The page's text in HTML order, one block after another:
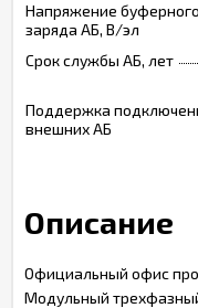
Напряжение буферного
заряда АБ, В/эл
Срок службы АБ, лет
Поддержка
внешних АБ
Описание
Официальный офис
Модульный